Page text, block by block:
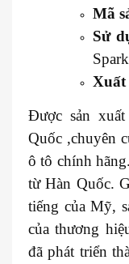
Mã
Sử
Spark
Xuất
Được sản
Quốc ,chuyên
ô tô chính
từ Hàn Quốc.
tiếng của Mỹ,
của thương
đã phát triển